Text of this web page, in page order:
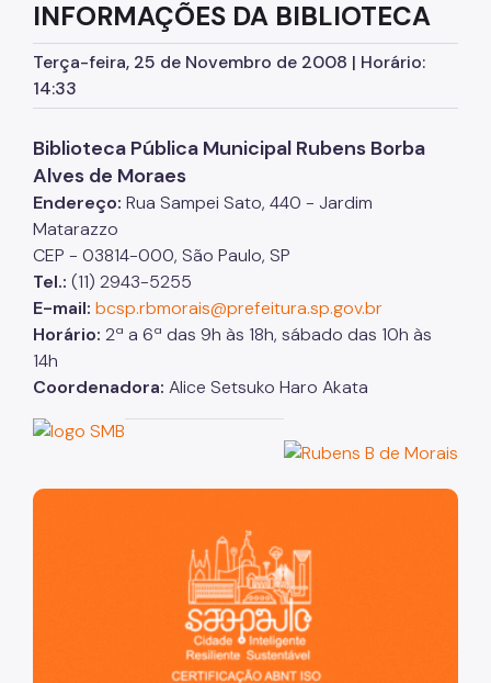
Serviços de Extensão
Biblioteca Monteiro Lobato
Biblioteca do AHM
Bibliotecas do CCSP
Biblioteca Mário de Andrade
Acessibilidade
Informação Pública
INFORMAÇÕES DA BIBLIOTECA
Terça-feira, 25 de Novembro de 2008 | Horário:
14:33
Biblioteca Pública Municipal Rubens Borba
Alves de Moraes
Endereço: Rua Sampei Sato, 440 - Jardim
Matarazzo
CEP - 03814-000, São Paulo, SP
Tel.: (11) 2943-5255
E-mail: bcsp.rbmorais@prefeitura.sp.gov.br
Horário: 2ª a 6ª das 9h às 18h, sábado das 10h às
14h
Coordenadora: Alice Setsuko Haro Akata
São Paulo, cidade inteligente, resiliente e sustentável